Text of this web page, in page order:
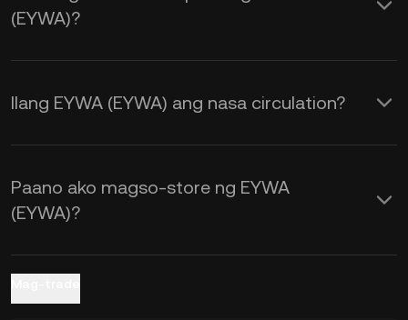
ng mga real-time na
exchange rate.
(EYWA)?
Ilang EYWA (EYWA) ang nasa circulation?
Paano ako magso-store ng EYWA
(EYWA)?